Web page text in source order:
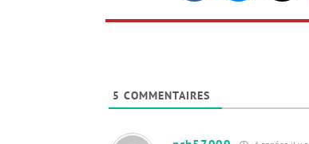
5 COMMENTAIRES